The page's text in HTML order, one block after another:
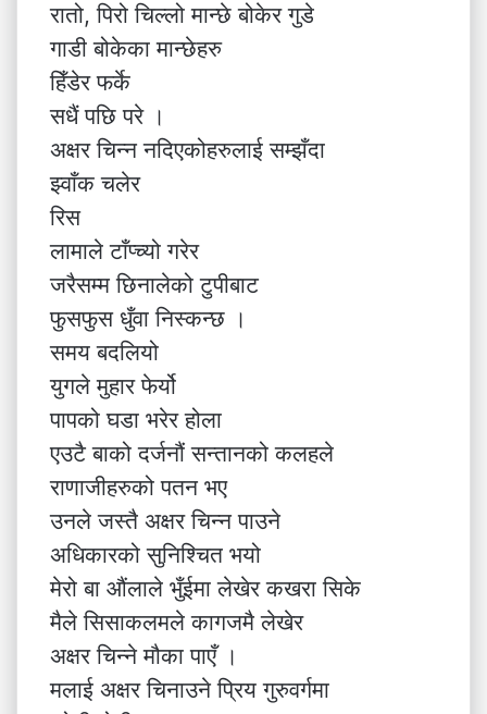
रातो, पिरो चिल्लो मान्छे बोकेर गुडे
गाडी बोकेका मान्छेहरु
हिँडेर फर्के
सधैं पछि परे ।
अक्षर चिन्न नदिएकोहरुलाई सम्झँदा
झ्वाँक चलेर
रिस
लामाले टाँप्च्यो गरेर
जरैसम्म छिनालेको टुपीबाट
फुसफुस धुँवा निस्कन्छ ।
समय बदलियो
युगले मुहार फेर्यो
पापको घडा भरेर होला
एउटै बाको दर्जनौं सन्तानको कलहले
राणाजीहरुको पतन भए
उनले जस्तै अक्षर चिन्न पाउने
अधिकारको सुनिश्चित भयो
मेरो बा औंलाले भुँईमा लेखेर कखरा सिके
मैले सिसाकलमले कागजमै लेखेर
अक्षर चिन्ने मौका पाएँ ।
मलाई अक्षर चिनाउने प्रिय गुरुवर्गमा